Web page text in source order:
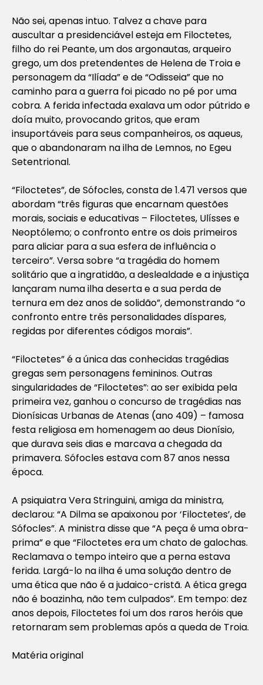
Não sei, apenas intuo. Talvez a chave para
auscultar a presidenciável esteja em Filoctetes,
filho do rei Peante, um dos argonautas, arqueiro
grego, um dos pretendentes de Helena de Troia e
personagem da “Ilíada” e de “Odisseia” que no
caminho para a guerra foi picado no pé por uma
cobra. A ferida infectada exalava um odor pútrido e
doía muito, provocando gritos, que eram
insuportáveis para seus companheiros, os aqueus,
que o abandonaram na ilha de Lemnos, no Egeu
Setentrional.
“Filoctetes”, de Sófocles, consta de 1.471 versos que
abordam “três figuras que encarnam questões
morais, sociais e educativas – Filoctetes, Ulísses e
Neoptólemo; o confronto entre os dois primeiros
para aliciar para a sua esfera de influência o
terceiro”. Versa sobre “a tragédia do homem
solitário que a ingratidão, a deslealdade e a injustiça
lançaram numa ilha deserta e a sua perda de
ternura em dez anos de solidão”, demonstrando “o
confronto entre três personalidades díspares,
regidas por diferentes códigos morais”.
“Filoctetes” é a única das conhecidas tragédias
gregas sem personagens femininos. Outras
singularidades de “Filoctetes”: ao ser exibida pela
primeira vez, ganhou o concurso de tragédias nas
Dionísicas Urbanas de Atenas (ano 409) – famosa
festa religiosa em homenagem ao deus Dionísio,
que durava seis dias e marcava a chegada da
primavera. Sófocles estava com 87 anos nessa
época.
A psiquiatra Vera Stringuini, amiga da ministra,
declarou: “A Dilma se apaixonou por ‘Filoctetes’, de
Sófocles”. A ministra disse que “A peça é uma obra-
prima” e que “Filoctetes era um chato de galochas.
Reclamava o tempo inteiro que a perna estava
ferida. Largá-lo na ilha é uma solução dentro de
uma ética que não é a judaico-cristã. A ética grega
não é boazinha, não tem culpados”. Em tempo: dez
anos depois, Filoctetes foi um dos raros heróis que
retornaram sem problemas após a queda de Troia.
Matéria original